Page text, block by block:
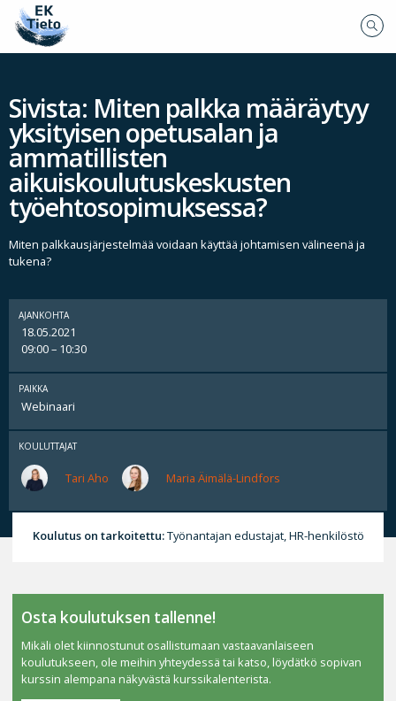
Sivista: Miten palkka määräytyy
yksityisen opetusalan ja
ammatillisten
aikuiskoulutuskeskusten
työehtosopimuksessa?
Miten palkkausjärjestelmää voidaan käyttää johtamisen välineenä ja
tukena?
AJANKOHTA
18.05.2021
09:00 – 10:30
PAIKKA
Webinaari
KOULUTTAJAT
Tari Aho Maria Äimälä-Lindfors
Koulutus on tarkoitettu:Työnantajan edustajat, HR-henkilöstö
Osta koulutuksen tallenne!
Mikäli olet kiinnostunut osallistumaan vastaavanlaiseen
koulutukseen, ole meihin yhteydessä tai katso, löydätkö sopivan
kurssin alempana näkyvästä kurssikalenterista.